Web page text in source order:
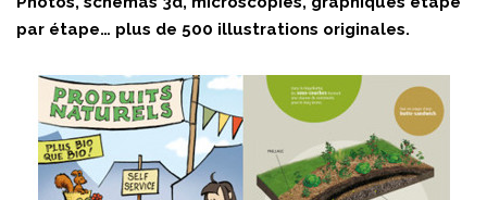
par étape… plus de 500 illustrations originales.